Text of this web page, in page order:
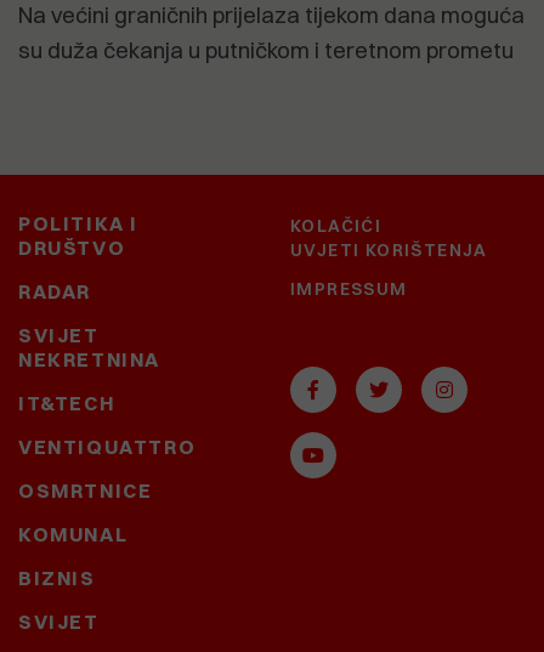
Na većini graničnih prijelaza tijekom dana moguća
su duža čekanja u putničkom i teretnom prometu
POLITIKA I
DRUŠTVO
RADAR
SVIJET
NEKRETNINA
IT&TECH
VENTIQUATTRO
OSMRTNICE
KOMUNAL
BIZNIS
SVIJET
KOLAČIĆI
UVJETI KORIŠTENJA
IMPRESSUM